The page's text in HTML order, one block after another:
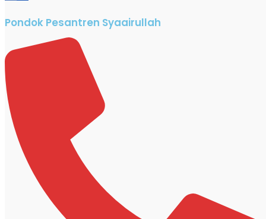
Pondok Pesantren Syaairullah